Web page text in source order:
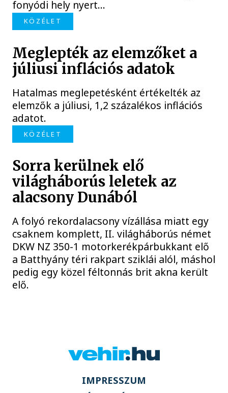
fonyódi hely nyert...
KÖZÉLET
Meglepték az elemzőket a
júliusi inflációs adatok
Hatalmas meglepetésként értékelték az
elemzők a júliusi, 1,2 százalékos inflációs
adatot.
KÖZÉLET
Sorra kerülnek elő
világháborús leletek az
alacsony Dunából
A folyó rekordalacsony vízállása miatt egy
csaknem komplett, II. világháborús német
DKW NZ 350-1 motorkerékpárbukkant elő
a Batthyány téri rakpart sziklái alól, máshol
pedig egy közel féltonnás brit akna került
elő.
IMPRESSZUM